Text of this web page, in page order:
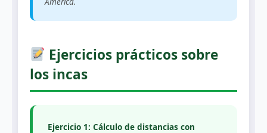
Ejercicios prácticos sobre
los incas
Ejercicio 1: Cálculo de distancias con